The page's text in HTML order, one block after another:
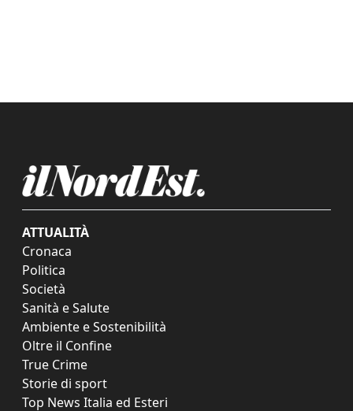
ATTUALITÀ
Cronaca
Politica
Società
Sanità e Salute
Ambiente e Sostenibilità
Oltre il Confine
True Crime
Storie di sport
Top News Italia ed Esteri